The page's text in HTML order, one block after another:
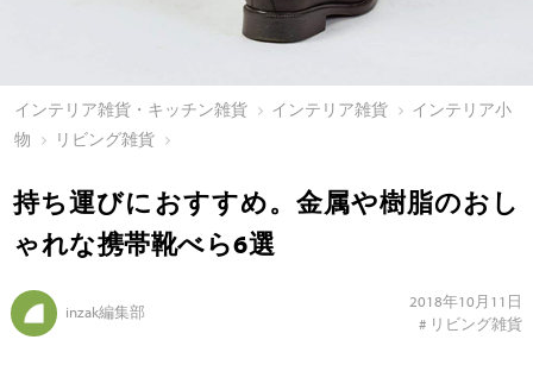
インテリア雑貨・キッチン雑貨 インテリア雑貨
インテリア小
物
リビング雑貨
持ち運びにおすすめ。金属や樹脂のおし
ゃれな携帯靴べら6選
inzak編集部
2018年10月11日
# リビング雑貨